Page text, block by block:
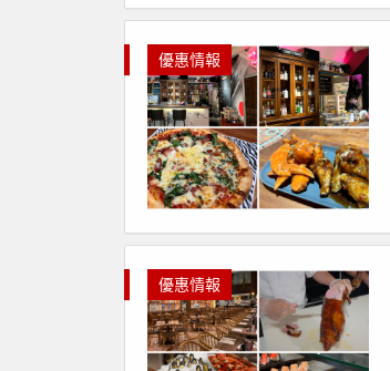
優惠情報
優惠情報